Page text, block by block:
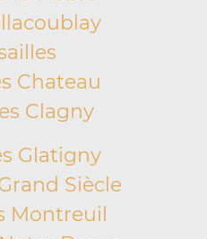
Chateau
Clagny
Glatigny
Siècle
Montreuil